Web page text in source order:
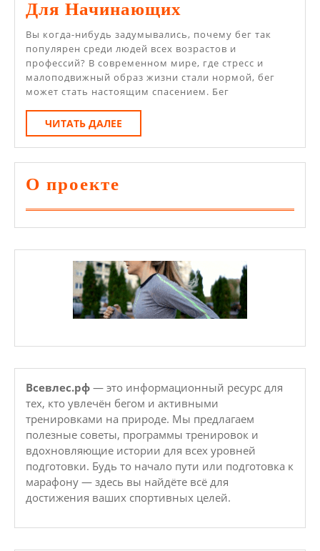
Для Начинающих
Начать
Бегать:
Советы
Для
Вы когда-нибудь задумывались, почему бег так
популярен среди людей всех возрастов и
профессий? В современном мире, где стресс и
малоподвижный образ жизни стали нормой, бег
может стать настоящим спасением. Бег
ЧИТАТЬ ДАЛЕЕ
ДАЛЕЕ
О проекте
Всевлес.рф — это информационный ресурс для
тех, кто увлечён бегом и активными
тренировками на природе. Мы предлагаем
полезные советы, программы тренировок и
вдохновляющие истории для всех уровней
подготовки. Будь то начало пути или подготовка к
марафону — здесь вы найдёте всё для
достижения ваших спортивных целей.